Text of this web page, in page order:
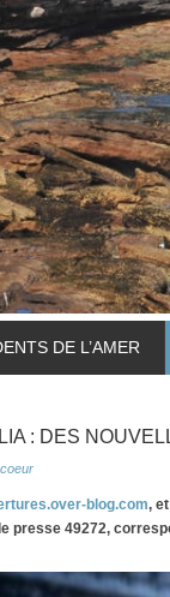
DE L’AMER
: DES
blog.com,
presse 49272,